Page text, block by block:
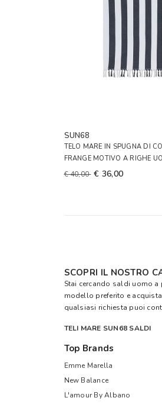
SUN68
TELO MARE IN SPUGNA DI
FRANGE MOTIVO A RIGHE
€ 40,00 € 36,00
SCOPRI IL NOSTRO
Stai cercando saldi uomo
modello preferito e
qualsiasi richiesta puoi
TELI MARE SUN68 SALDI
Top Brands
Emme Marella
New Balance
L'amour By Albano